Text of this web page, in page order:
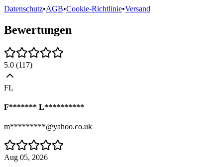
Datenschutz•AGB•Cookie-Richtlinie•Versand
Bewertungen
5.0 (117)
FL
F******* L**********
m*********@yahoo.co.uk
Aug 05, 2026